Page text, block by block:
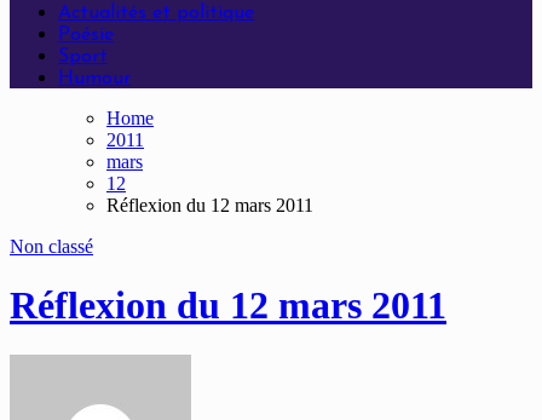
Actualités et politique
Poésie
Sport
Humour
Home
2011
mars
12
Réflexion du 12 mars 2011
Non classé
Réflexion du 12 mars 2011